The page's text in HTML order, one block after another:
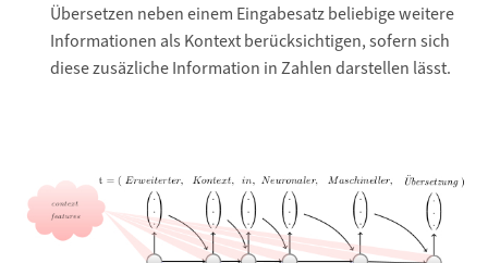
Übersetzen neben einem Eingabesatz beliebige weitere
Informationen als Kontext berücksichtigen, sofern sich
diese zusäzliche Information in Zahlen darstellen lässt.